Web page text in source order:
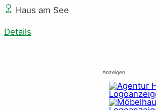
Haus am See
Details
Anzeigen